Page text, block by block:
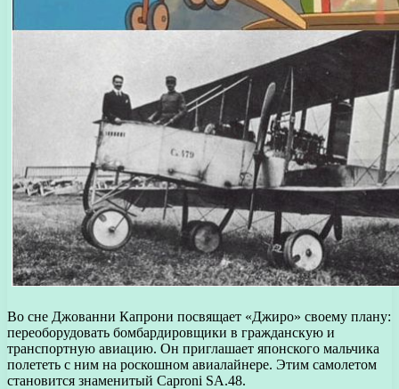
Во сне Джованни Капрони посвящает «Джиро» своему плану:
переоборудовать бомбардировщики в гражданскую и
транспортную авиацию. Он приглашает японского мальчика
полететь с ним на роскошном авиалайнере. Этим самолетом
становится знаменитый Caproni SA.48.